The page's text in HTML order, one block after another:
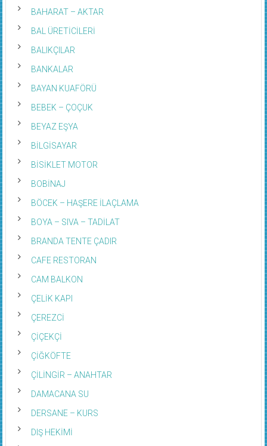
BAHARAT – AKTAR
BAL ÜRETİCİLERİ
BALIKÇILAR
BANKALAR
BAYAN KUAFÖRÜ
BEBEK – ÇOÇUK
BEYAZ EŞYA
BİLGİSAYAR
BİSİKLET MOTOR
BOBİNAJ
BÖCEK – HAŞERE İLAÇLAMA
BOYA – SIVA – TADİLAT
BRANDA TENTE ÇADIR
CAFE RESTORAN
CAM BALKON
ÇELİK KAPI
ÇEREZCİ
ÇİÇEKÇİ
ÇİĞKÖFTE
ÇİLİNGİR – ANAHTAR
DAMACANA SU
DERSANE – KURS
DIŞ HEKİMİ